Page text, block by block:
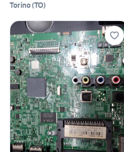
Torino(TO)